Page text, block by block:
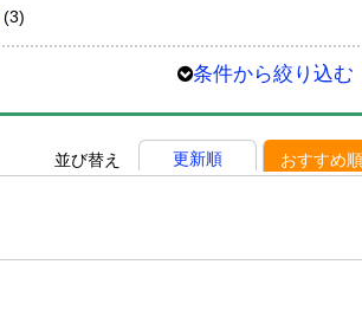
(3)
条件から絞り込む
並び替え 更新順 おすすめ順